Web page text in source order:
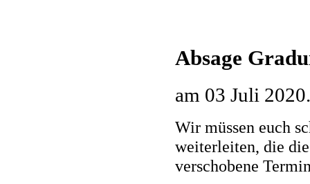
Absage
am 03 Juli 2020.
Wir müssen euch
weiterleiten, die
verschobene